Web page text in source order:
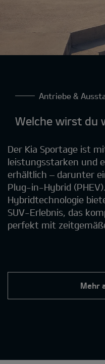
Antriebe &
Welche wirst du
Der Kia Sportage ist
leistungsstarken und
erhältlich – darunter
Plug-in-Hybrid
Hybridtechnologie
SUV-Erlebnis, das
perfekt mit
Mehr